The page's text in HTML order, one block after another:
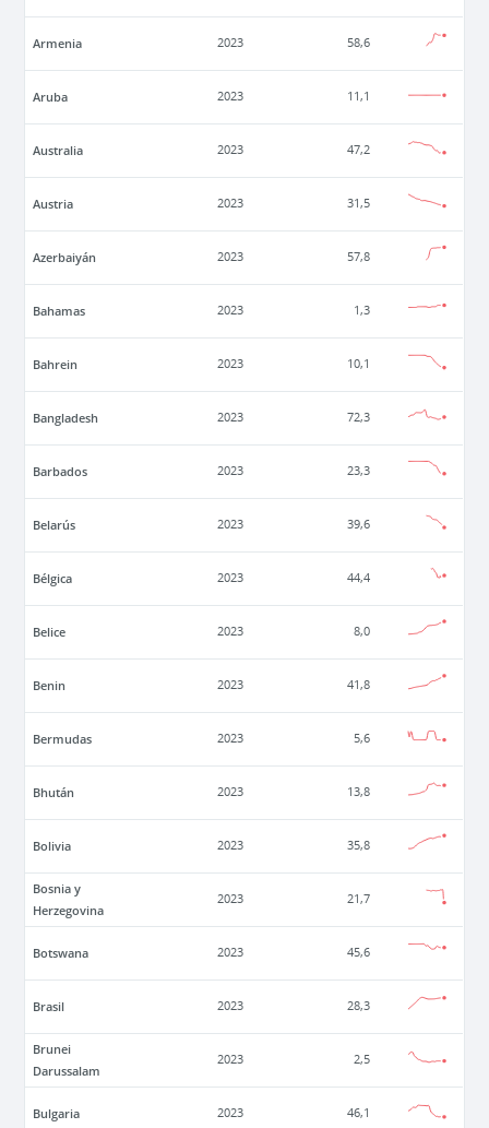
Armenia 2023 58,6
Aruba 2023 11,1
Australia 2023 47,2
Austria 2023 31,5
Azerbaiyán 2023 57,8
Bahamas 2023 1,3
Bahrein 2023 10,1
Bangladesh 2023 72,3
Barbados 2023 23,3
Belarús 2023 39,6
Bélgica 2023 44,4
Belice 2023 8,0
Benin 2023 41,8
Bermudas 2023 5,6
Bhután 2023 13,8
Bolivia 2023 35,8
Bosnia y
Herzegovina
2023 21,7
Botswana 2023 45,6
Brasil 2023 28,3
Brunei
Darussalam
2023 2,5
Bulgaria 2023 46,1